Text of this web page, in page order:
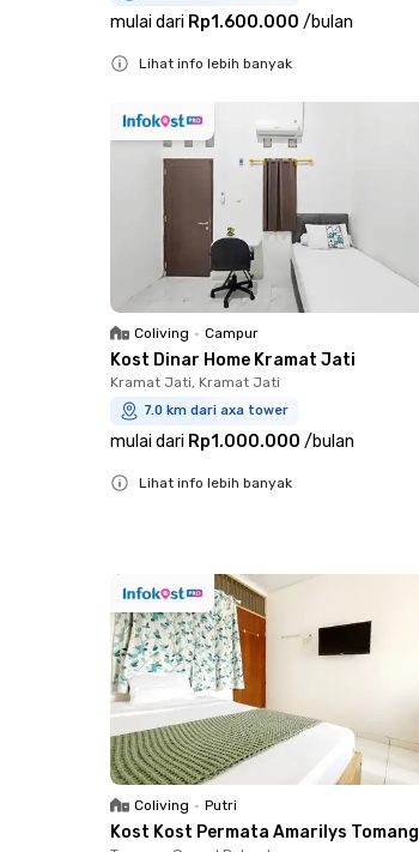
mulai dari Rp1.600.000 /bulan
Lihat info lebih banyak
Coliving • Campur
Kost Dinar Home Kramat Jati
Kramat Jati, Kramat Jati
7.0 km dari axa tower
mulai dari Rp1.000.000 /bulan
Lihat info lebih banyak
Coliving • Putri
Kost Kost Permata Amarilys Tomang